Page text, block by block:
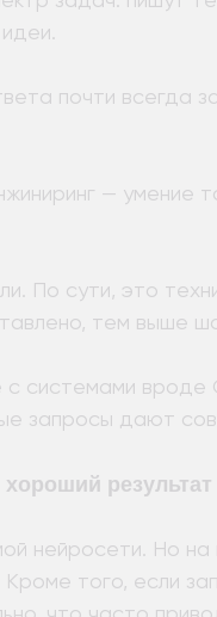
почти всегда
— умение
По сути, это
тем выше
системами вроде
запросы дают
результат
нейросети. Но на
того, если